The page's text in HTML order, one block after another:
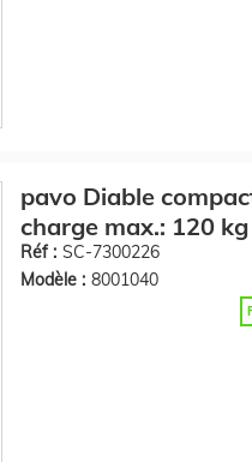
pavo Diable
charge max.: 120 kg
Réf : SC-7300226
Modèle : 8001040